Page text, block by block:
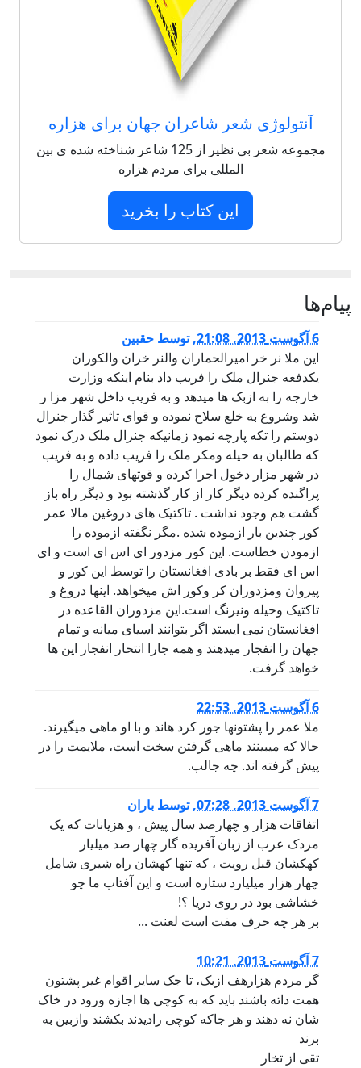
آنتولوژی شعر شاعران جهان برای هزاره
مجموعه شعر بی نظیر از 125 شاعر شناخته شده ی بین
المللی برای مردم هزاره
این کتاب را بخرید
پيام‌ها
6 آگوست 2013, 21:08 ,توسط حقبین
این ملا نر خر امیرالحماران والنر خران والکوران
یکدفعه جنرال ملک را فریب داد بنام اینکه وزارت
خارجه را به ازبک ها میدهد و به فریب داخل شهر مزا ر
شد وشروع به خلع سلاح نموده و قوای تاثیر گذار جنرال
دوستم را تکه پارچه نمود زمانیکه جنرال ملک درک نمود
که طالبان به حیله ومکر ملک را فریب داده و به فریب
در شهر مزار دخول اجرا کرده و قوتهای شمال را
پراگنده کرده دیگر کار از کار گذشته بود و دیگر راه باز
گشت هم وجود نداشت . تاکتیک های دروغین مالا عمر
کور چندین بار ازموده شده .مگر نگفته ازموده را
ازمودن خطاست. این کور مزدور ای اس ای است و ای
اس ای فقط بر بادی افغانستان را توسط این کور و
پیروان ومزدوران کر وکور اش میخواهد. اینها دروغ و
تاکتیک وحیله ونیرنگ است.این مزدوران القاعده در
افغانستان نمی ایستد اگر بتوانند اسیای میانه و تمام
جهان را انفجار میدهند و همه جارا انتحار انفجار این ها
خواهد گرفت.
6 آگوست 2013, 22:53
ملا عمر را پشتونها جور کرد هاند و با او ماهی میگیرند.
حالا که میبینند ماهی گرفتن سخت است، ملایمت را در
پیش گرفته اند. چه جالب.
7 آگوست 2013, 07:28 ,توسط باران
اتفاقات هزار و چهارصد سال پیش ، و هزیانات که یک
مردک عرب از زبان آفریده گار چهار صد میلیار
کهکشان قبل رویت ، که تنها کهشان راه شیری شامل
چهار هزار میلیارد ستاره است و این آفتاب ما چو
خشاشی بود در روی دریا ؟!
بر هر چه حرف مفت است لعنت ...
7 آگوست 2013, 10:21
گر مردم هزارهف ازبک، تا جک سایر اقوام غیر پشتون
همت داته باشند باید که به کوچی ها اجازه ورود در خاک
شان نه دهند و هر جاکه کوچی رادیدند بکشند وازبین به
برند
تقی از تخار